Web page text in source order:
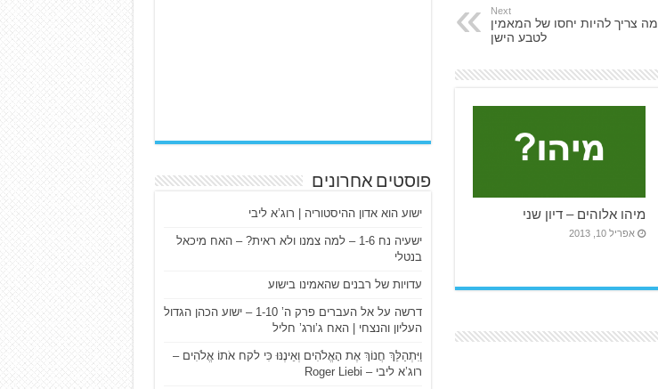
Next
מה צריך להיות יחסו של המאמין
לטבע הישן
מיהו אלוהים – דיון שני
אפריל 10, 2013
פוסטים אחרונים
ישוע הוא אדון ההיסטוריה | רוג’א ליבי
ישעיה נח 1-6 – למה צמנו ולא ראית? – האח מיכאל
בנטלי
עדויות של רבנים שהאמינו בישוע
דרשה על אל העברים פרק ה’ 1-10 – ישוע הכהן הגדול
העליון והנצחי | האח ג’ורג’ חליל
וַיִּתְהַלֵּךְ חֲנוֹךְ אֶת הָאֱלֹהִים וְאֵינֶנּוּ כִּי לקח אֹתוֹ אֱלֹהִים –
רוג’א ליבי – Roger Liebi